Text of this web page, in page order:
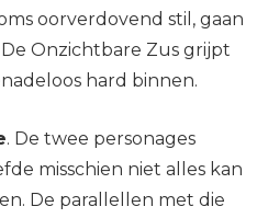
oorverdovend stil, gaan
Onzichtbare Zus grijpt
hard binnen.
. De twee personages
misschien niet alles kan
De parallellen met die